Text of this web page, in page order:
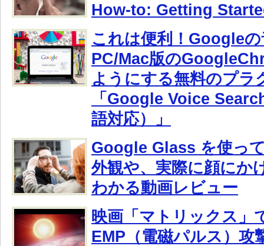
How-to: Getting
これは便利！Google
PC/Mac版の
ようにする無料のプラ
「Google Voice
語対応）」
Google Glass を使っ
外観や、実際に顔にか
わかる動画レビュー
映画「マトリックス」
EMP（電磁パルス）攻